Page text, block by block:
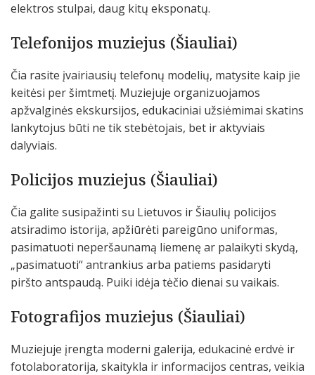
elektros stulpai, daug kitų eksponatų.
Telefonijos muziejus (Šiauliai)
Čia rasite įvairiausių telefonų modelių, matysite kaip jie
keitėsi per šimtmetį. Muziejuje organizuojamos
apžvalginės ekskursijos, edukaciniai užsiėmimai skatins
lankytojus būti ne tik stebėtojais, bet ir aktyviais
dalyviais.
Policijos muziejus (Šiauliai)
Čia galite susipažinti su Lietuvos ir Šiaulių policijos
atsiradimo istorija, apžiūrėti pareigūno uniformas,
pasimatuoti neperšaunamą liemenę ar palaikyti skydą,
„pasimatuoti“ antrankius arba patiems pasidaryti
piršto antspaudą. Puiki idėja tėčio dienai su vaikais.
Fotografijos muziejus (Šiauliai)
Muziejuje įrengta moderni galerija, edukacinė erdvė ir
fotolaboratorija, skaitykla ir informacijos centras, veikia